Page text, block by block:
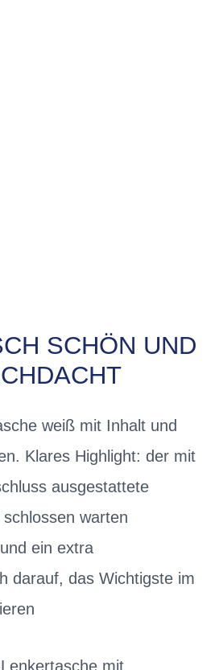
SCHÖN UND
weiß mit Inhalt und
Klares Highlight: der mit
ausgestattete
warten
ein extra
darauf, das Wichtigste im
mit